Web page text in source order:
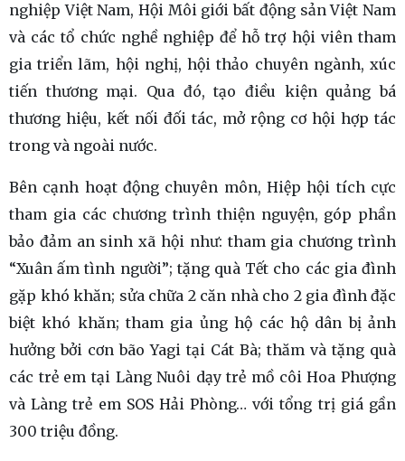
nghiệp Việt Nam, Hội Môi giới bất động sản Việt Nam
và các tổ chức nghề nghiệp để hỗ trợ hội viên tham
gia triển lãm, hội nghị, hội thảo chuyên ngành, xúc
tiến thương mại. Qua đó, tạo điều kiện quảng bá
thương hiệu, kết nối đối tác, mở rộng cơ hội hợp tác
trong và ngoài nước.
Bên cạnh hoạt động chuyên môn, Hiệp hội tích cực
tham gia các chương trình thiện nguyện, góp phần
bảo đảm an sinh xã hội như: tham gia chương trình
“Xuân ấm tình người”; tặng quà Tết cho các gia đình
gặp khó khăn; sửa chữa 2 căn nhà cho 2 gia đình đặc
biệt khó khăn; tham gia ủng hộ các hộ dân bị ảnh
hưởng bởi cơn bão Yagi tại Cát Bà; thăm và tặng quà
các trẻ em tại Làng Nuôi dạy trẻ mồ côi Hoa Phượng
và Làng trẻ em SOS Hải Phòng… với tổng trị giá gần
300 triệu đồng.